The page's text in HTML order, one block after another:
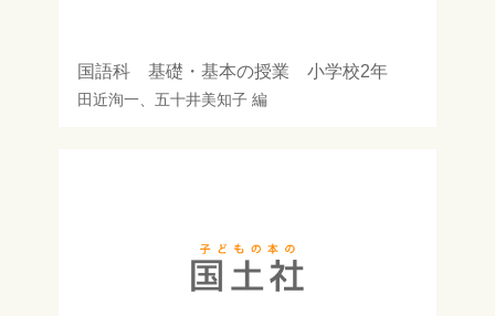
国語科 基礎・基本の授業 小学校2年
田近洵一、 五十井美知子編